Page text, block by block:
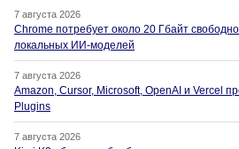
7 августа 2026
Chrome потребует около 20 Гбайт
локальных ИИ-моделей
7 августа 2026
Amazon, Cursor, Microsoft, OpenAI и Vercel
Plugins
7 августа 2026